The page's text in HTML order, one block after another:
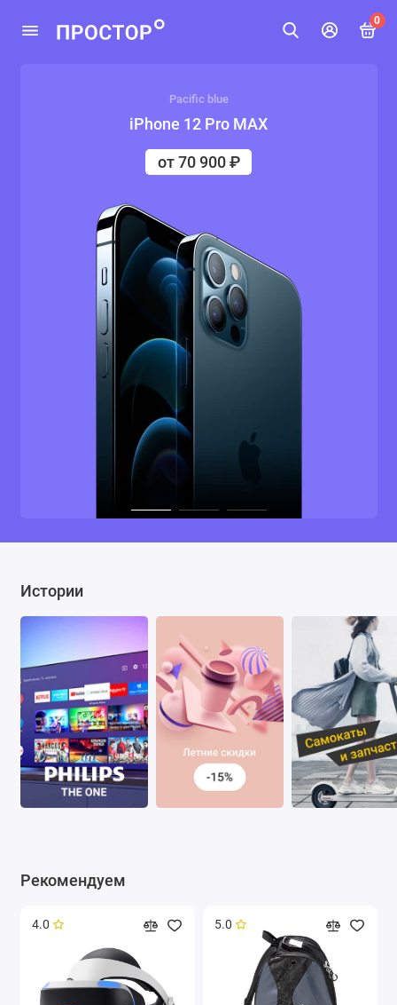
0
Pacific blue
iPhone 12 Pro MAX
от 70 900 ₽
Истории
Рекомендуем
4.0 5.0